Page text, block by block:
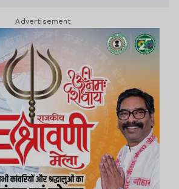
Advertisement